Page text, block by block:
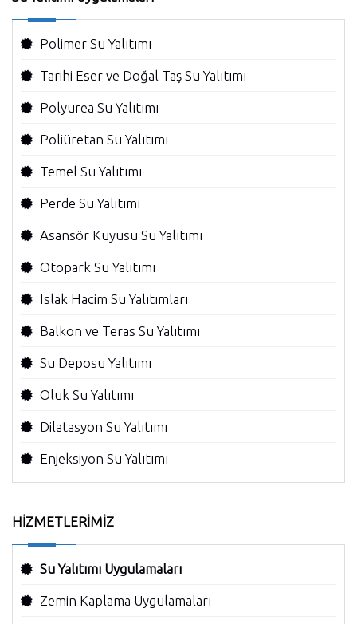
Polimer Su Yalıtımı
Tarihi Eser ve Doğal Taş Su Yalıtımı
Polyurea Su Yalıtımı
Poliüretan Su Yalıtımı
Temel Su Yalıtımı
Perde Su Yalıtımı
Asansör Kuyusu Su Yalıtımı
Otopark Su Yalıtımı
Islak Hacim Su Yalıtımları
Balkon ve Teras Su Yalıtımı
Su Deposu Yalıtımı
Oluk Su Yalıtımı
Dilatasyon Su Yalıtımı
Enjeksiyon Su Yalıtımı
HİZMETLERİMİZ
Su Yalıtımı Uygulamaları
Zemin Kaplama Uygulamaları